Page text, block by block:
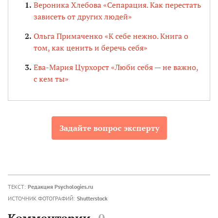
Вероника Хлебова «Сепарация. Как перестать
зависеть от других людей»
Ольга Примаченко «К себе нежно. Книга о
том, как ценить и беречь себя»
Ева-Мария Цурхорст «Люби себя — не важно,
с кем ты»
Задайте вопрос эксперту
ТЕКСТ: Редакция Psychologies.ru
ИСТОЧНИК ФОТОГРАФИЙ: Shutterstock